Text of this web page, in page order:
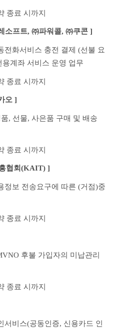
종료 시까지
소프트, ㈜파워콜, ㈜쿠콘 ]
화서비스 충전 결제 (선불 요
계좌 서비스 운영 업무
종료 시까지
오 ]
, 선물, 사은품 구매 및 배송
종료 시까지
협회(KAIT) ]
보 전송요구에 따른 (거점)중
종료 시까지
후불 가입자의 미납관리
종료 시까지
비스(공동인증, 신용카드 인